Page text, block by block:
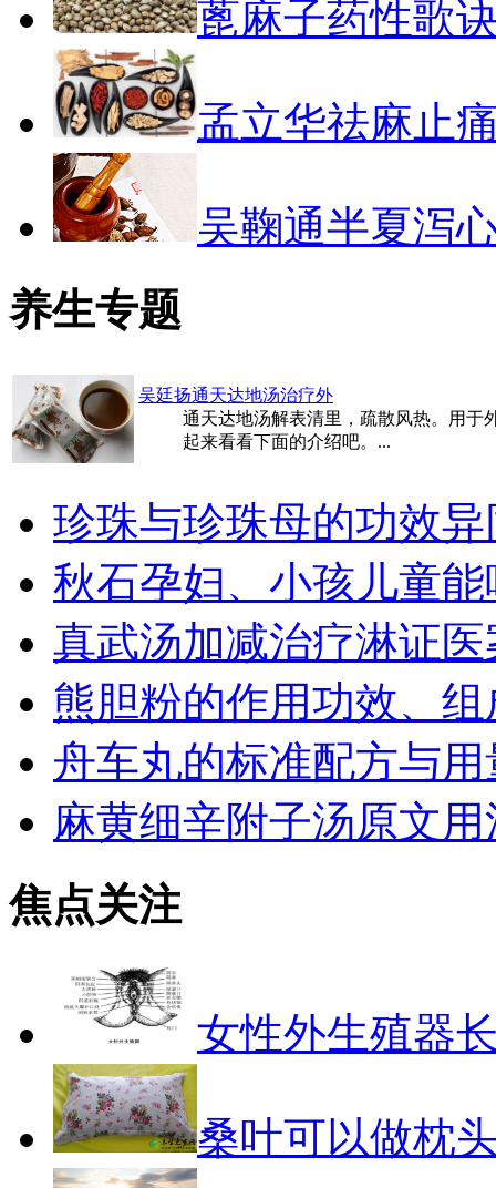
蓖麻子药性歌
孟立华祛麻止
吴鞠通半夏泻
养生专题
吴廷扬通天达地汤治疗外
通天达地汤解表清里，疏散风热。用于
起来看看下面的介绍吧。...
珍珠与珍珠母的功效异
秋石孕妇、小孩儿童能
真武汤加减治疗淋证医
熊胆粉的作用功效、组
舟车丸的标准配方与用
麻黄细辛附子汤原文用
焦点关注
女性外生殖器
桑叶可以做枕